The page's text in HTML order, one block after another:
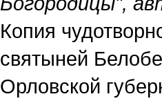
Копия
святыней
Орловской